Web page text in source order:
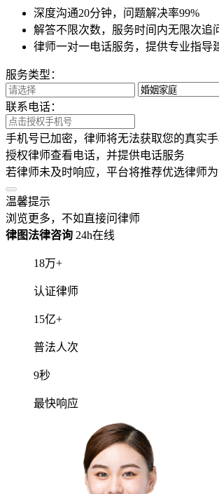
18万+
认证律师
15亿+
普法人次
9 秒
最快响应